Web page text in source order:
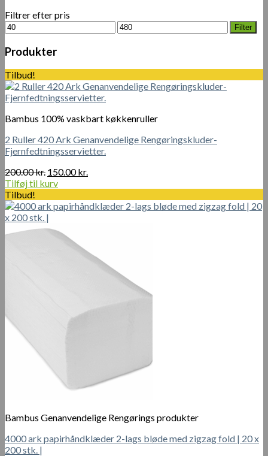
Filtrer efter pris
Mindste
pris
Højeste
pris
Filter
Produkter
Tilbud!
Bambus 100% vaskbart køkkenruller
2 Ruller 420 Ark Genanvendelige Rengøringskluder-
Fjernfedtningsservietter.
200.00kr. Den
oprindelige
var:
200.00 kr..
150.00kr.
er:
Tilføj til kurv
Tilbud!
Bambus Genanvendelige Rengørings produkter
4000 ark papirhåndklæder 2-lags bløde med zigzag fold | 20 x
200 stk. |